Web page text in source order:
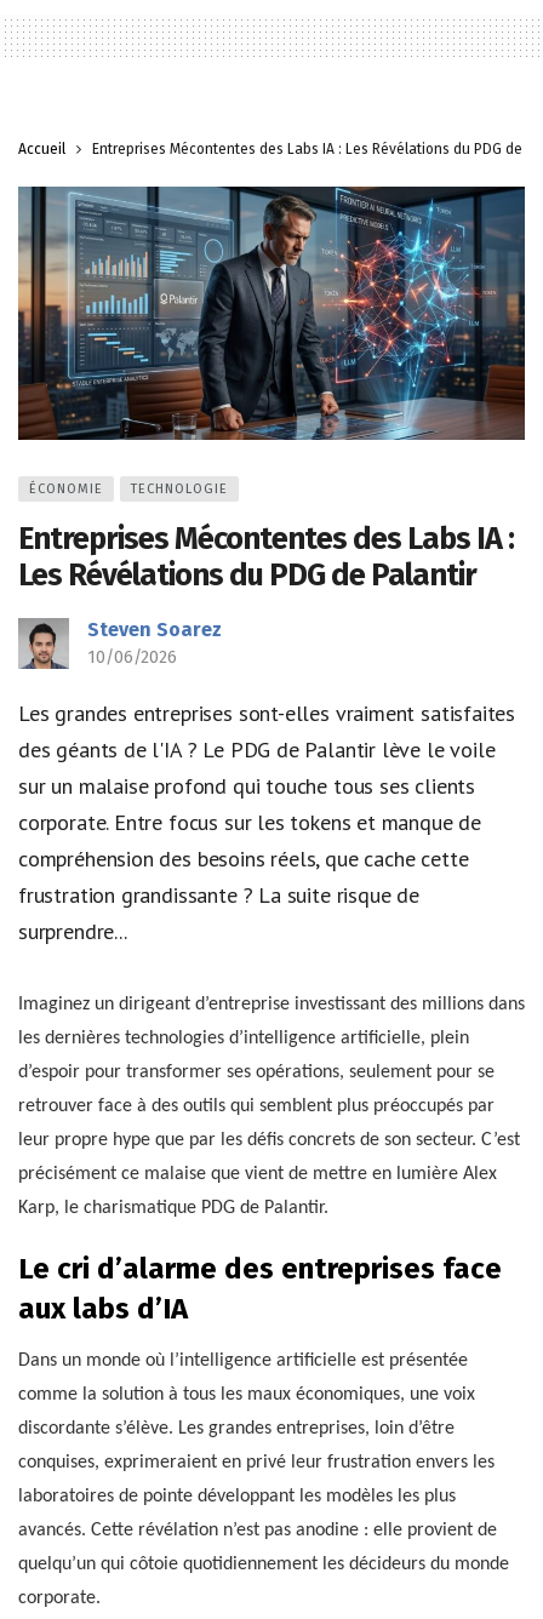
Accueil Entreprises Mécontentes des Labs IA : Les Révélations du PDG de
ÉCONOMIE TECHNOLOGIE
Entreprises Mécontentes des Labs IA :
Les Révélations du PDG de Palantir
Steven Soarez
10/06/2026
Les grandes entreprises sont-elles vraiment satisfaites
des géants de l'IA ? Le PDG de Palantir lève le voile
sur un malaise profond qui touche tous ses clients
corporate. Entre focus sur les tokens et manque de
compréhension des besoins réels, que cache cette
frustration grandissante ? La suite risque de
surprendre...
Imaginez un dirigeant d’entreprise investissant des millions dans
les dernières technologies d’intelligence artificielle, plein
d’espoir pour transformer ses opérations, seulement pour se
retrouver face à des outils qui semblent plus préoccupés par
leur propre hype que par les défis concrets de son secteur. C’est
précisément ce malaise que vient de mettre en lumière Alex
Karp, le charismatique PDG de Palantir.
Le cri d’alarme des entreprises face
aux labs d’IA
Dans un monde où l’intelligence artificielle est présentée
comme la solution à tous les maux économiques, une voix
discordante s’élève. Les grandes entreprises, loin d’être
conquises, exprimeraient en privé leur frustration envers les
laboratoires de pointe développant les modèles les plus
avancés. Cette révélation n’est pas anodine : elle provient de
quelqu’un qui côtoie quotidiennement les décideurs du monde
corporate.